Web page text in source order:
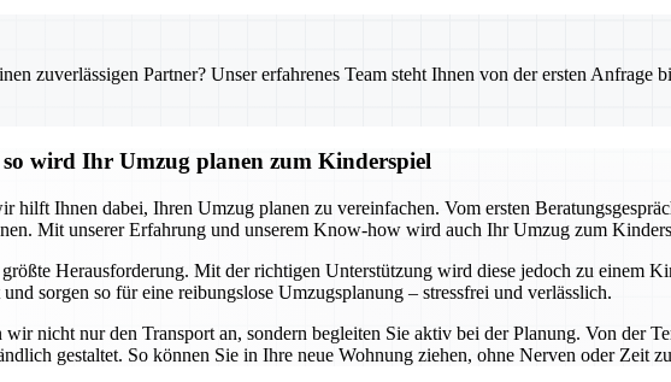
zuverlässigen Partner? Unser erfahrenes Team steht Ihnen von der ersten
wird Ihr Umzug planen zum Kinderspiel
hilft Ihnen dabei, Ihren Umzug planen zu vereinfachen. Vom ersten
Mit unserer Erfahrung und unserem Know-how wird auch Ihr Umzug zum
Herausforderung. Mit der richtigen Unterstützung wird diese jedoch zu einem
sorgen so für eine reibungslose Umzugsplanung – stressfrei und verlässlich.
nicht nur den Transport an, sondern begleiten Sie aktiv bei der Planung. Von der
gestaltet. So können Sie in Ihre neue Wohnung ziehen, ohne Nerven oder Zeit